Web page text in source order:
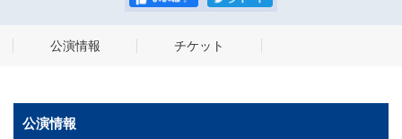
公演情報 チケット
公演情報